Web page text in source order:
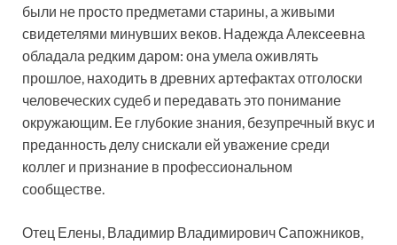
были не просто предметами старины, а живыми
свидетелями минувших веков. Надежда Алексеевна
обладала редким даром: она умела оживлять
прошлое, находить в древних артефактах отголоски
человеческих судеб и передавать это понимание
окружающим. Ее глубокие знания, безупречный вкус и
преданность делу снискали ей уважение среди
коллег и признание в профессиональном
сообществе.
Отец Елены, Владимир Владимирович Сапожников,